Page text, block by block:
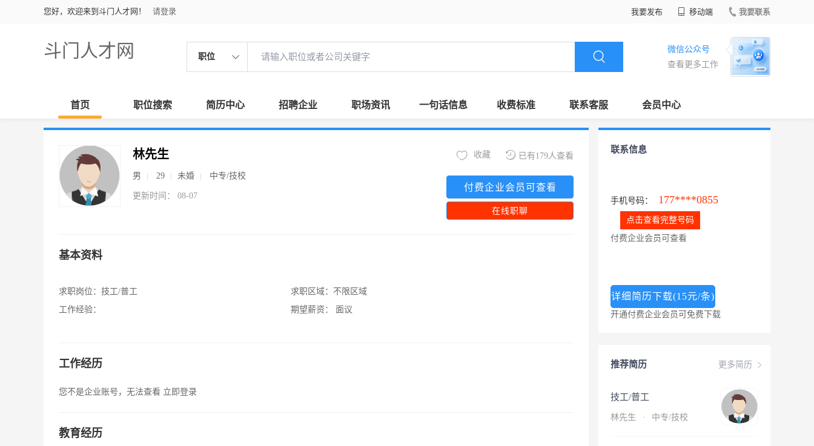
您好，欢迎来到斗门人才网！ 请登录 我要发布 移动端 我要联系
斗门人才网 职位
微信公众号
查看更多工作
首页 职位搜索 简历中心 招聘企业 职场资讯 一句话信息 收费标准 联系客服 会员中心
林先生
男 29 未婚 中专/技校
更新时间： 08-07
已有179人查看
收藏
付费企业会员可查看
在线职聊
基本资料
求职岗位： 技工/普工
工作经验：
求职区域： 不限区域
期望薪资：
面议
工作经历
您不是企业账号，无法查看 立即登录
教育经历
联系信息
手机号码： 177****0855
点击查看完整号码
付费企业会员可查看
详细简历下载(15元/条)
开通付费企业会员可免费下载
更多简历
推荐简历
技工/普工
林先生 · 中专/技校